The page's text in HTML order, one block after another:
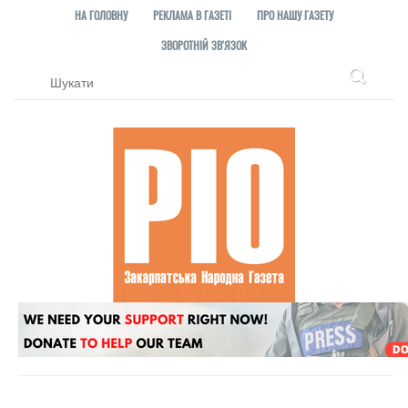
НА ГОЛОВНУ РЕКЛАМА В ГАЗЕТІ
ПРО НАШУ ГАЗЕТУ
ЗВОРОТНІЙ ЗВ'ЯЗОК